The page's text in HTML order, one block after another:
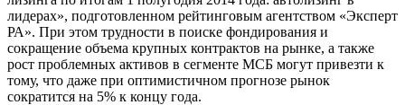
лидерах», подготовленном рейтинговым агентством «Эксперт
РА». При этом трудности в поиске фондирования и
сокращение объема крупных контрактов на рынке, а также
рост проблемных активов в сегменте МСБ могут привезти к
тому, что даже при оптимистичном прогнозе рынок
сократится на 5% к концу года.